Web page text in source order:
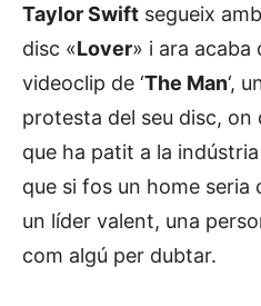
Taylor Swift segueix
disc «Lover» i ara acaba
videoclip de ‘The Man‘,
protesta del seu disc, on
que ha patit a la
que si fos un home seria
un líder valent, una
com algú per dubtar.